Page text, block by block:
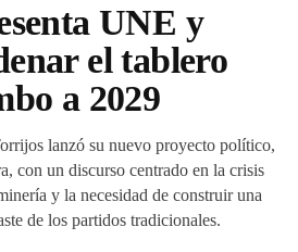
UNE y
el tablero
a 2029
lanzó su nuevo proyecto político,
con un discurso centrado en la crisis
y la necesidad de construir una
de los partidos tradicionales.